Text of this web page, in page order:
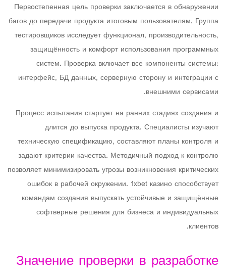
Первостепенная цель проверки заключается в обнаружении
багов до передачи продукта итоговым пользователям. Группа
тестировщиков исследует функционал, производительность,
защищённость и комфорт использования программных
систем. Проверка включает все компоненты системы:
интерфейс, БД данных, серверную сторону и интеграции с
внешними сервисами.
Процесс испытания стартует на ранних стадиях создания и
длится до выпуска продукта. Специалисты изучают
техническую спецификацию, составляют планы контроля и
задают критерии качества. Методичный подход к контролю
позволяет минимизировать угрозы возникновения критических
ошибок в рабочей окружении. 1xbet казино способствует
командам создания выпускать устойчивые и защищённые
софтверные решения для бизнеса и индивидуальных
клиентов.
Значение проверки в разработке